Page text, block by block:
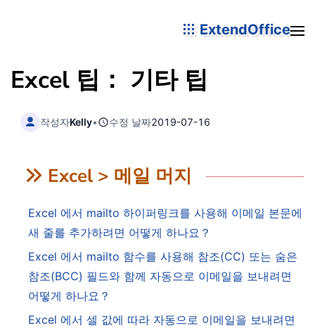
ExtendOffice
Excel 팁： 기타 팁
작성자Kelly• 수정 날짜2019-07-16
Excel > 메일 머지
Excel 에서 mailto 하이퍼링크를 사용해 이메일 본문에
새 줄를 추가하려면 어떻게 하나요？
Excel 에서 mailto 함수를 사용해 참조(CC) 또는 숨은
참조(BCC) 필드와 함께 자동으로 이메일을 보내려면
어떻게 하나요？
Excel 에서 셀 값에 따라 자동으로 이메일을 보내려면